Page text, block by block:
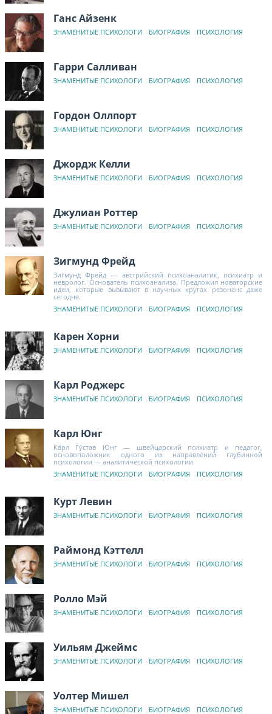
Ганс Айзенк
ЗНАМЕНИТЫЕ ПСИХОЛОГИ БИОГРАФИЯ ПСИХОЛОГИЯ
Гарри Салливан
ЗНАМЕНИТЫЕ ПСИХОЛОГИ БИОГРАФИЯ ПСИХОЛОГИЯ
Гордон Оллпорт
ЗНАМЕНИТЫЕ ПСИХОЛОГИ БИОГРАФИЯ ПСИХОЛОГИЯ
Джордж Келли
ЗНАМЕНИТЫЕ ПСИХОЛОГИ БИОГРАФИЯ ПСИХОЛОГИЯ
Джулиан Роттер
ЗНАМЕНИТЫЕ ПСИХОЛОГИ БИОГРАФИЯ ПСИХОЛОГИЯ
Зигмунд Фрейд
Зигмунд Фрейд — австрийский психоаналитик, психиатр и
невролог. Основатель психоанализа. Предложил новаторские
идеи, которые вызывают в научных кругах резонанс даже
сегодня.
ЗНАМЕНИТЫЕ ПСИХОЛОГИ
БИОГРАФИЯ ПСИХОЛОГИЯ
Карен Хорни
ЗНАМЕНИТЫЕ ПСИХОЛОГИ БИОГРАФИЯ ПСИХОЛОГИЯ
Карл Роджерс
ЗНАМЕНИТЫЕ ПСИХОЛОГИ БИОГРАФИЯ ПСИХОЛОГИЯ
Карл Юнг
Ка́рл Гу́став Юнг — швейцарский психиатр и педагог,
основоположник одного из направлений глубинной
психологии — аналитической психологии.
ЗНАМЕНИТЫЕ ПСИХОЛОГИ
БИОГРАФИЯ ПСИХОЛОГИЯ
Курт Левин
ЗНАМЕНИТЫЕ ПСИХОЛОГИ БИОГРАФИЯ ПСИХОЛОГИЯ
Раймонд Кэттелл
ЗНАМЕНИТЫЕ ПСИХОЛОГИ БИОГРАФИЯ ПСИХОЛОГИЯ
Ролло Мэй
ЗНАМЕНИТЫЕ ПСИХОЛОГИ БИОГРАФИЯ ПСИХОЛОГИЯ
Уильям Джеймс
ЗНАМЕНИТЫЕ ПСИХОЛОГИ БИОГРАФИЯ ПСИХОЛОГИЯ
Уолтер Мишел
ЗНАМЕНИТЫЕ ПСИХОЛОГИ БИОГРАФИЯ ПСИХОЛОГИЯ